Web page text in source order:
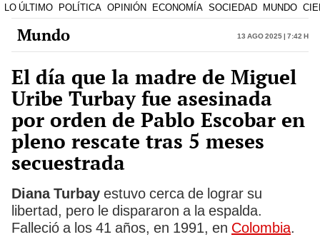
LO ÚLTIMO POLÍTICA OPINIÓN ECONOMÍA SOCIEDAD MUNDO
Mundo 13 Ago 2025 | 7:42 h
El día que la madre de Miguel
Uribe Turbay fue asesinada
por orden de Pablo Escobar en
pleno rescate tras 5 meses
secuestrada
Diana Turbay estuvo cerca de lograr su
libertad, pero le dispararon a la espalda.
Falleció a los 41 años, en 1991, en Colombia.